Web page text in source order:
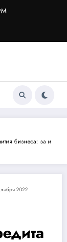
бизнеса: за и
2022